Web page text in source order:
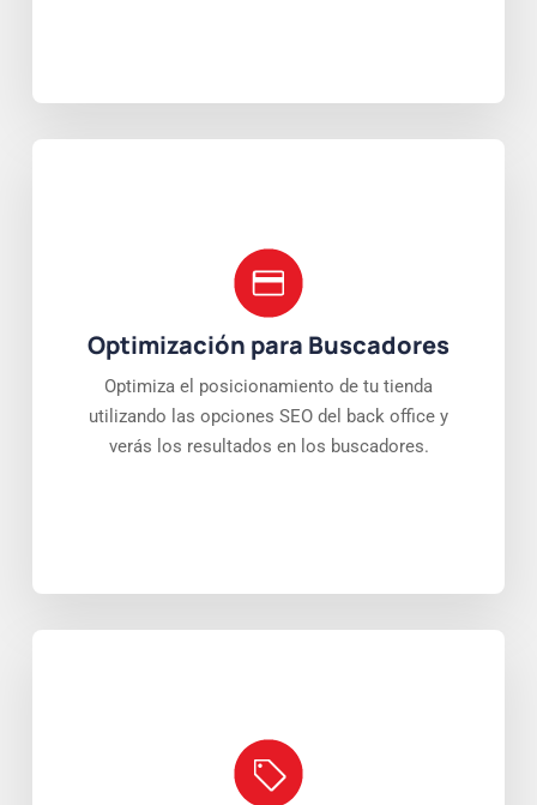
Optimización para Buscadores
Optimiza el posicionamiento de tu tienda
utilizando las opciones SEO del back office y
verás los resultados en los buscadores.